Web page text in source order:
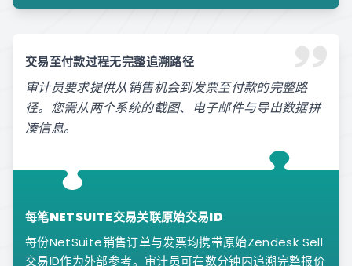
交易至付款过程无完整追溯路径
审计员要求提供从销售机会到发票至付款的完整路
径。您需从两个系统的截图、电子邮件与导出数据拼
凑信息。
每笔NETSUITE交易关联原始交易ID
每份NetSuite销售订单与发票均携带原始Zendesk Sell
交易ID作为外部参考。审计员可在数分钟内追溯完整报价